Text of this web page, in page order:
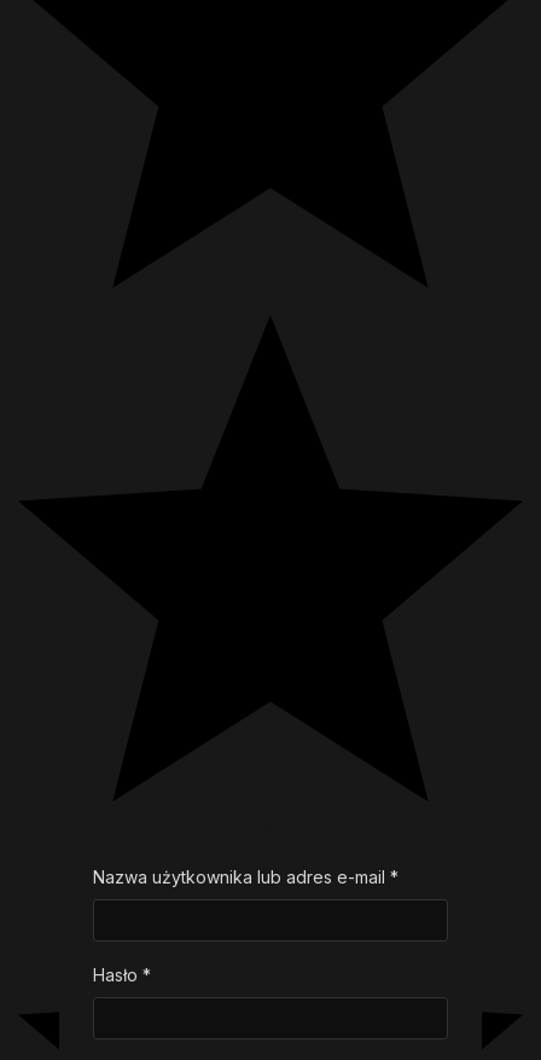
Nazwa użytkownika lub adres e-mail *
Hasło *